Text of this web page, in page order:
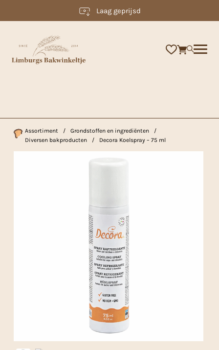
Laag geprijsd
Assortiment / Grondstoffen en ingrediënten
/
Diversen bakproducten
/ Decora Koelspray – 75 ml